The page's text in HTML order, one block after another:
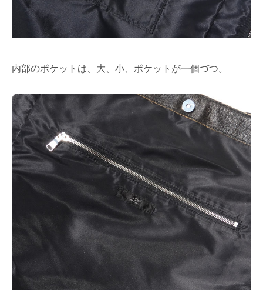
内部のポケットは、大、小、ポケットが一個づつ。